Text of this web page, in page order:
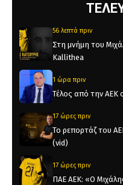
56 λεπτά πριν
Στη μνήμη του
Kallithea
1 ώρα πριν
Τέλος από την ΑΕΚ
17 ώρες πριν
Το ρεπορτάζ του
(vid)
17 ώρες πριν
ΠΑΕ ΑΕΚ: «Ο